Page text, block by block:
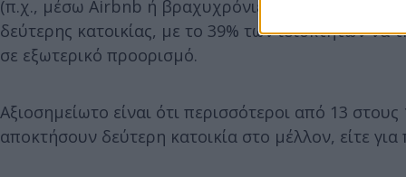
(π.χ., μέσω Airbnb ή βραχυχρόνιες μισθώσεις).
δεύτερης κατοικίας, με το 39% των ιδιοκτητών
σε εξωτερικό προορισμό.
Αξιοσημείωτο είναι ότι περισσότεροι από 13
αποκτήσουν δεύτερη κατοικία στο μέλλον, είτε